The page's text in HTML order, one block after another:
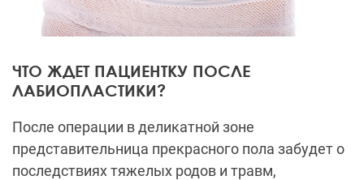
ЧТО ЖДЕТ ПАЦИЕНТКУ ПОСЛЕ
ЛАБИОПЛАСТИКИ?
После операции в деликатной зоне
представительница прекрасного пола забудет о
последствиях тяжелых родов и травм,